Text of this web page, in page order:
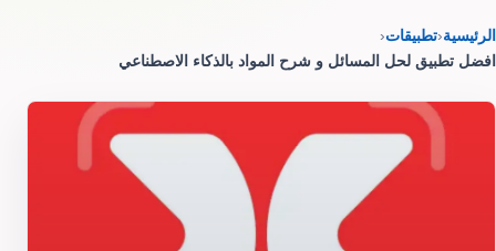
الرئيسية‹تطبيقات‹
افضل تطبيق لحل المسائل و شرح المواد بالذكاء الاصطناعي